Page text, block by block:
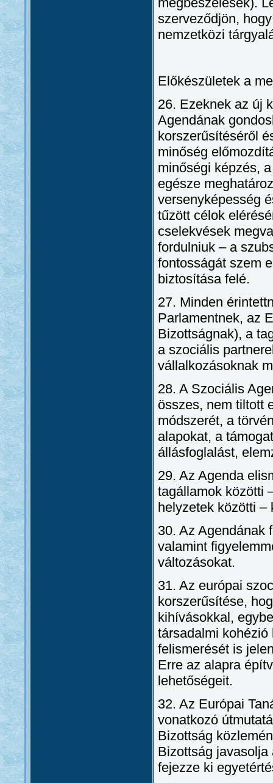
szerveződjön,
nemzetközi
Előkészületek a
26. Ezeknek az új
Agendának
korszerűsítéséről
minőség
minőségi képzés,
egésze
versenyképesség
tűzött célok
cselekvések
fordulniuk – a
fontosságát szem
biztosítása felé.
27. Minden
Parlamentnek, az
Bizottságnak), a
a szociális
vállalkozásoknak
28. A Szociális
összes, nem tiltott
módszerét, a
alapokat, a
állásfoglalást,
29. Az Agenda
tagállamok közötti
helyzetek közötti –
30. Az Agendának
valamint
változásokat.
31. Az európai
korszerűsítése,
kihívásokkal,
társadalmi
felismerését is
Erre az alapra
lehetőségeit.
32. Az Európai
vonatkozó
Bizottság
Bizottság javasolja
fejezze ki